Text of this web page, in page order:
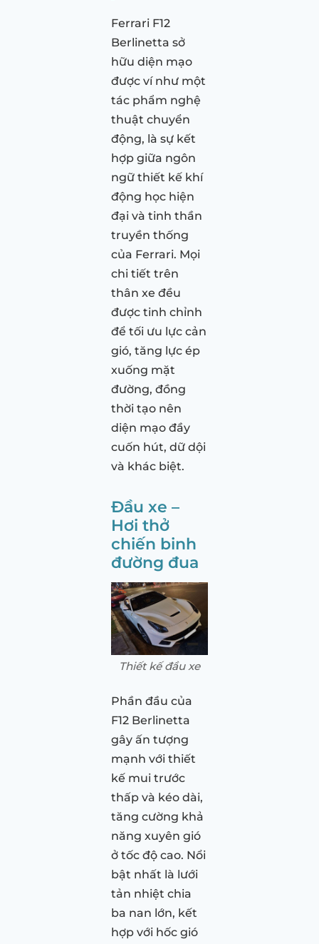
Ferrari F12
Berlinetta sở
hữu diện mạo
được ví như một
tác phẩm nghệ
thuật chuyển
động, là sự kết
hợp giữa ngôn
ngữ thiết kế khí
động học hiện
đại và tinh thần
truyền thống
của Ferrari. Mọi
chi tiết trên
thân xe đều
được tinh chỉnh
để tối ưu lực cản
gió, tăng lực ép
xuống mặt
đường, đồng
thời tạo nên
diện mạo đầy
cuốn hút, dữ dội
và khác biệt.
Đầu xe –
Hơi thở
chiến binh
đường đua
Thiết kế đầu xe
Phần đầu của
F12 Berlinetta
gây ấn tượng
mạnh với thiết
kế mui trước
thấp và kéo dài,
tăng cường khả
năng xuyên gió
ở tốc độ cao. Nổi
bật nhất là lưới
tản nhiệt chia
ba nan lớn, kết
hợp với hốc gió